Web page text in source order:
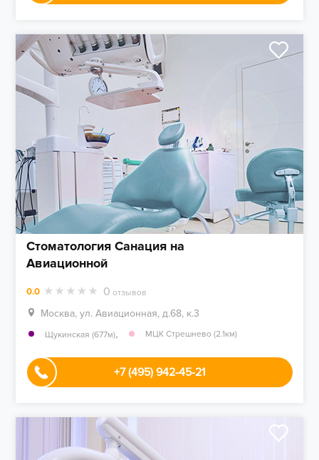
Стоматология Санация на
Авиационной
0.0 0 отзывов
Москва, ул. Авиационная, д.68, к.3
Щукинская (677м), МЦК Стрешнево (2.1км)
+7 (495) 942-45-21